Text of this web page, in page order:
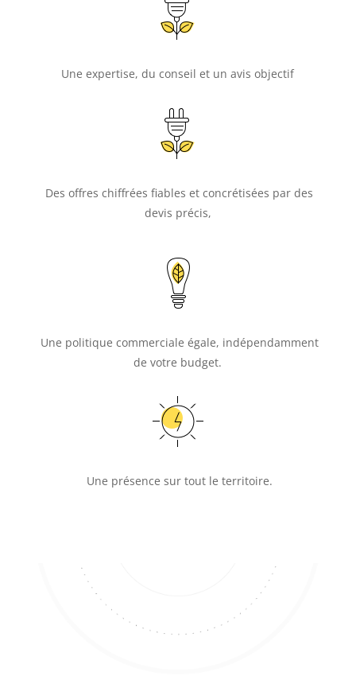
Une expertise, du conseil et un avis objectif
Des offres chiffrées fiables et concrétisées par des
devis précis,
Une politique commerciale égale, indépendamment
de votre budget.
Une présence sur tout le territoire.